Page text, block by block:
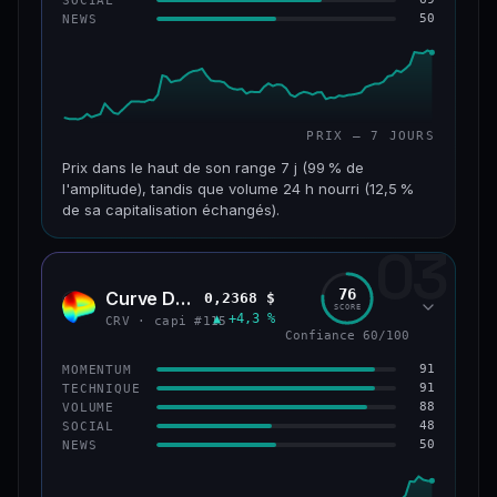
CONFIANCE 61/100
NEWS 50
PRIX — 7 JOURS
Prix dans le haut de son range 7 j (99 % de
l'amplitude), tandis que volume 24 h nourri (12,5 %
de sa capitalisation échangés).
CAP. MARCHÉ VOLUME 24 H
VAR. 7 J VAR. 30 J
+82,3 %
VS ATH
−69,6 % #65
CONFIANCE 66/100
03
CRV Curve DAO
CRV · capi #115
0,2368 $
▲ +4,3 %
76
SCORE
Confiance 60/100
MOMENTUM 91
TECHNIQUE 91
VOLUME 88
SOCIAL 48
NEWS 50